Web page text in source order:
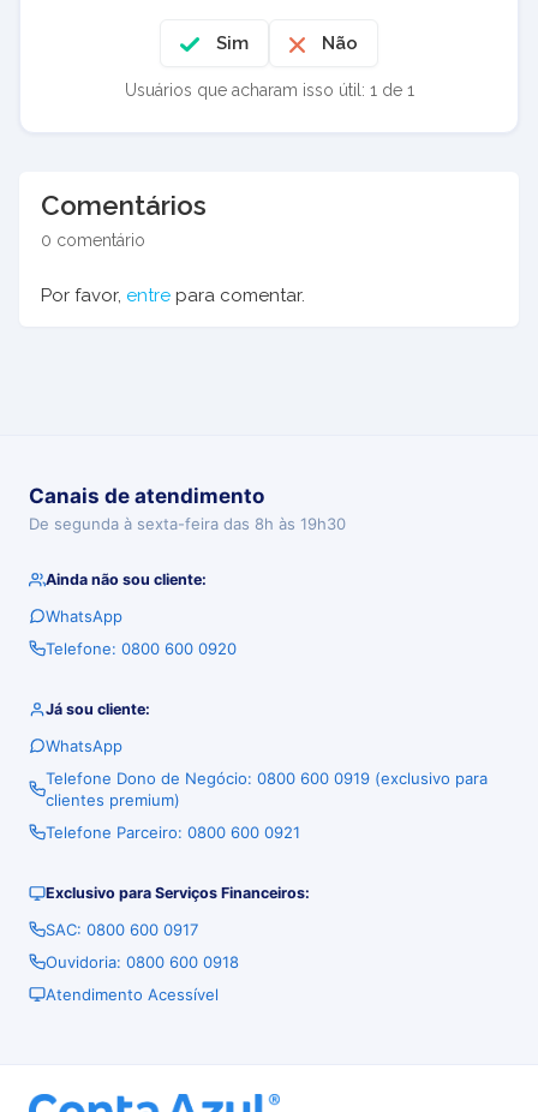
Sim Não
Usuários que acharam isso útil: 1 de 1
Comentários
0 comentário
Por favor, entre para comentar.
Canais de atendimento
De segunda à sexta-feira das 8h às 19h30
Ainda não sou cliente:
WhatsApp
Telefone: 0800 600 0920
Já sou cliente:
WhatsApp
Telefone Dono de Negócio: 0800 600 0919 (exclusivo para
clientes premium)
Telefone Parceiro: 0800 600 0921
Exclusivo para Serviços Financeiros:
SAC: 0800 600 0917
Ouvidoria: 0800 600 0918
Atendimento Acessível